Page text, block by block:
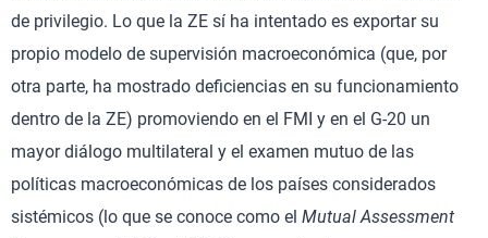
de privilegio. Lo que la ZE sí ha intentado es exportar su
propio modelo de supervisión macroeconómica (que, por
otra parte, ha mostrado deficiencias en su funcionamiento
dentro de la ZE) promoviendo en el FMI y en el G-20 un
mayor diálogo multilateral y el examen mutuo de las
políticas macroeconómicas de los países considerados
sistémicos (lo que se conoce como el Mutual Assessment